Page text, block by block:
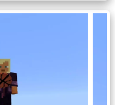
инвентарь можно
/summon spe и указав
в строке.
режим в Minecraft PE